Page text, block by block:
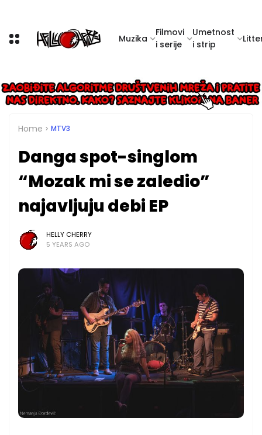
Muzika
Filmovi
i serije
Umetnost
i strip
Home MTV3
Danga spot-singlom
“Mozak mi se zaledio”
najavljuju debi EP
HELLY CHERRY
5 YEARS AGO